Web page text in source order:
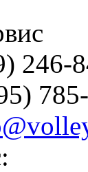
246-